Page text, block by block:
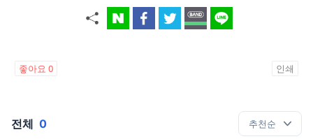
좋아요 0 인쇄
전체 0